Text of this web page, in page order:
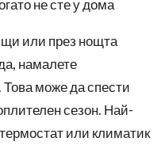
не сте у дома
или през нощта
намалете
Това може да спести
сезон. Най-
или климатик